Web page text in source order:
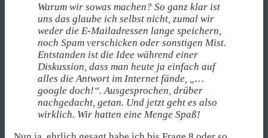
Warum wir sowas machen? So ganz klar ist
uns das glaube ich selbst nicht, zumal wir
weder die E-Mailadressen lange speichern,
noch Spam verschicken oder sonstigen Mist.
Entstanden ist die Idee während einer
Diskussion, dass man heute ja einfach auf
alles die Antwort im Internet fände, „…
google doch!“. Ausgesprochen, drüber
nachgedacht, getan. Und jetzt geht es also
wirklich. Wir hatten eine Menge Spaß!